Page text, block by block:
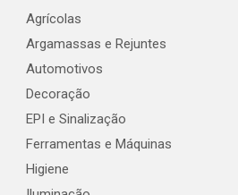
Agrícolas
Argamassas e Rejuntes
Automotivos
Decoração
EPI e Sinalização
Ferramentas e Máquinas
Higiene